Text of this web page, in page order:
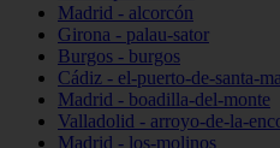
Madrid - alcorcón
Girona - palau-sator
Burgos - burgos
Cádiz - el-puerto-de-santa-
Madrid - boadilla-del-monte
Valladolid - arroyo-de-la-
Madrid - los-molinos